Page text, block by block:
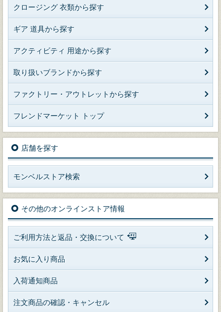
クロージング 衣類から探す
ギア 道具から探す
アクティビティ 用途から探す
取り扱いブランドから探す
ファクトリー・アウトレットから探す
フレンドマーケット トップ
店舗を探す
モンベルストア検索
その他のオンラインストア情報
ご利用方法と返品・交換について
お気に入り商品
入荷通知商品
注文商品の確認・キャンセル